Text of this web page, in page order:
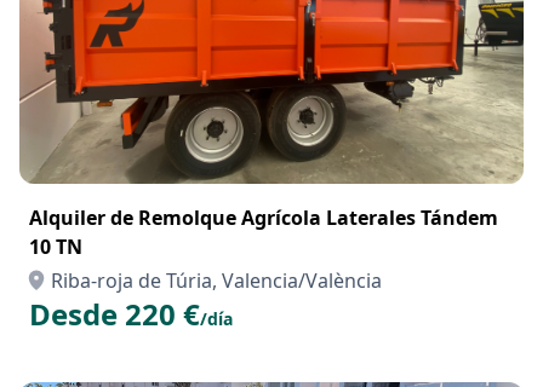
Alquiler de Remolque Agrícola Laterales Tándem
10 TN
Riba-roja de Túria, Valencia/València
Desde 220 €/día